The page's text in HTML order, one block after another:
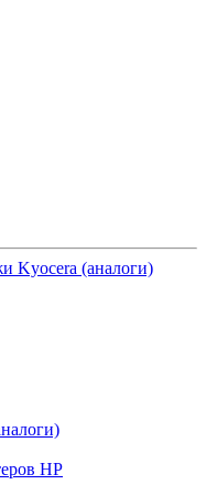
Kyocera (аналоги)
HP